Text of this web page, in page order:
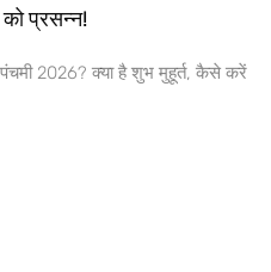
प्रसन्न!
2026? क्या है शुभ मुहूर्त, कैसे करें